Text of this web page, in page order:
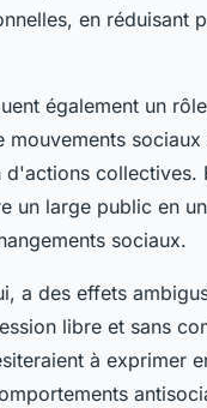
en réduisant
également un
collectives.
un large public en
sociaux.
a des effets
libre et sans
à exprimer